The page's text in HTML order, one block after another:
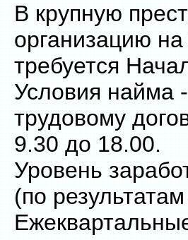
В крупную
организацию
требуется
Условия найма
трудовому
9.30 до 18.00.
Уровень
(по